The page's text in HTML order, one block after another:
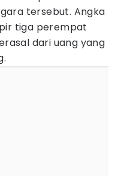
tersebut. Angka
tiga perempat
dari uang yang